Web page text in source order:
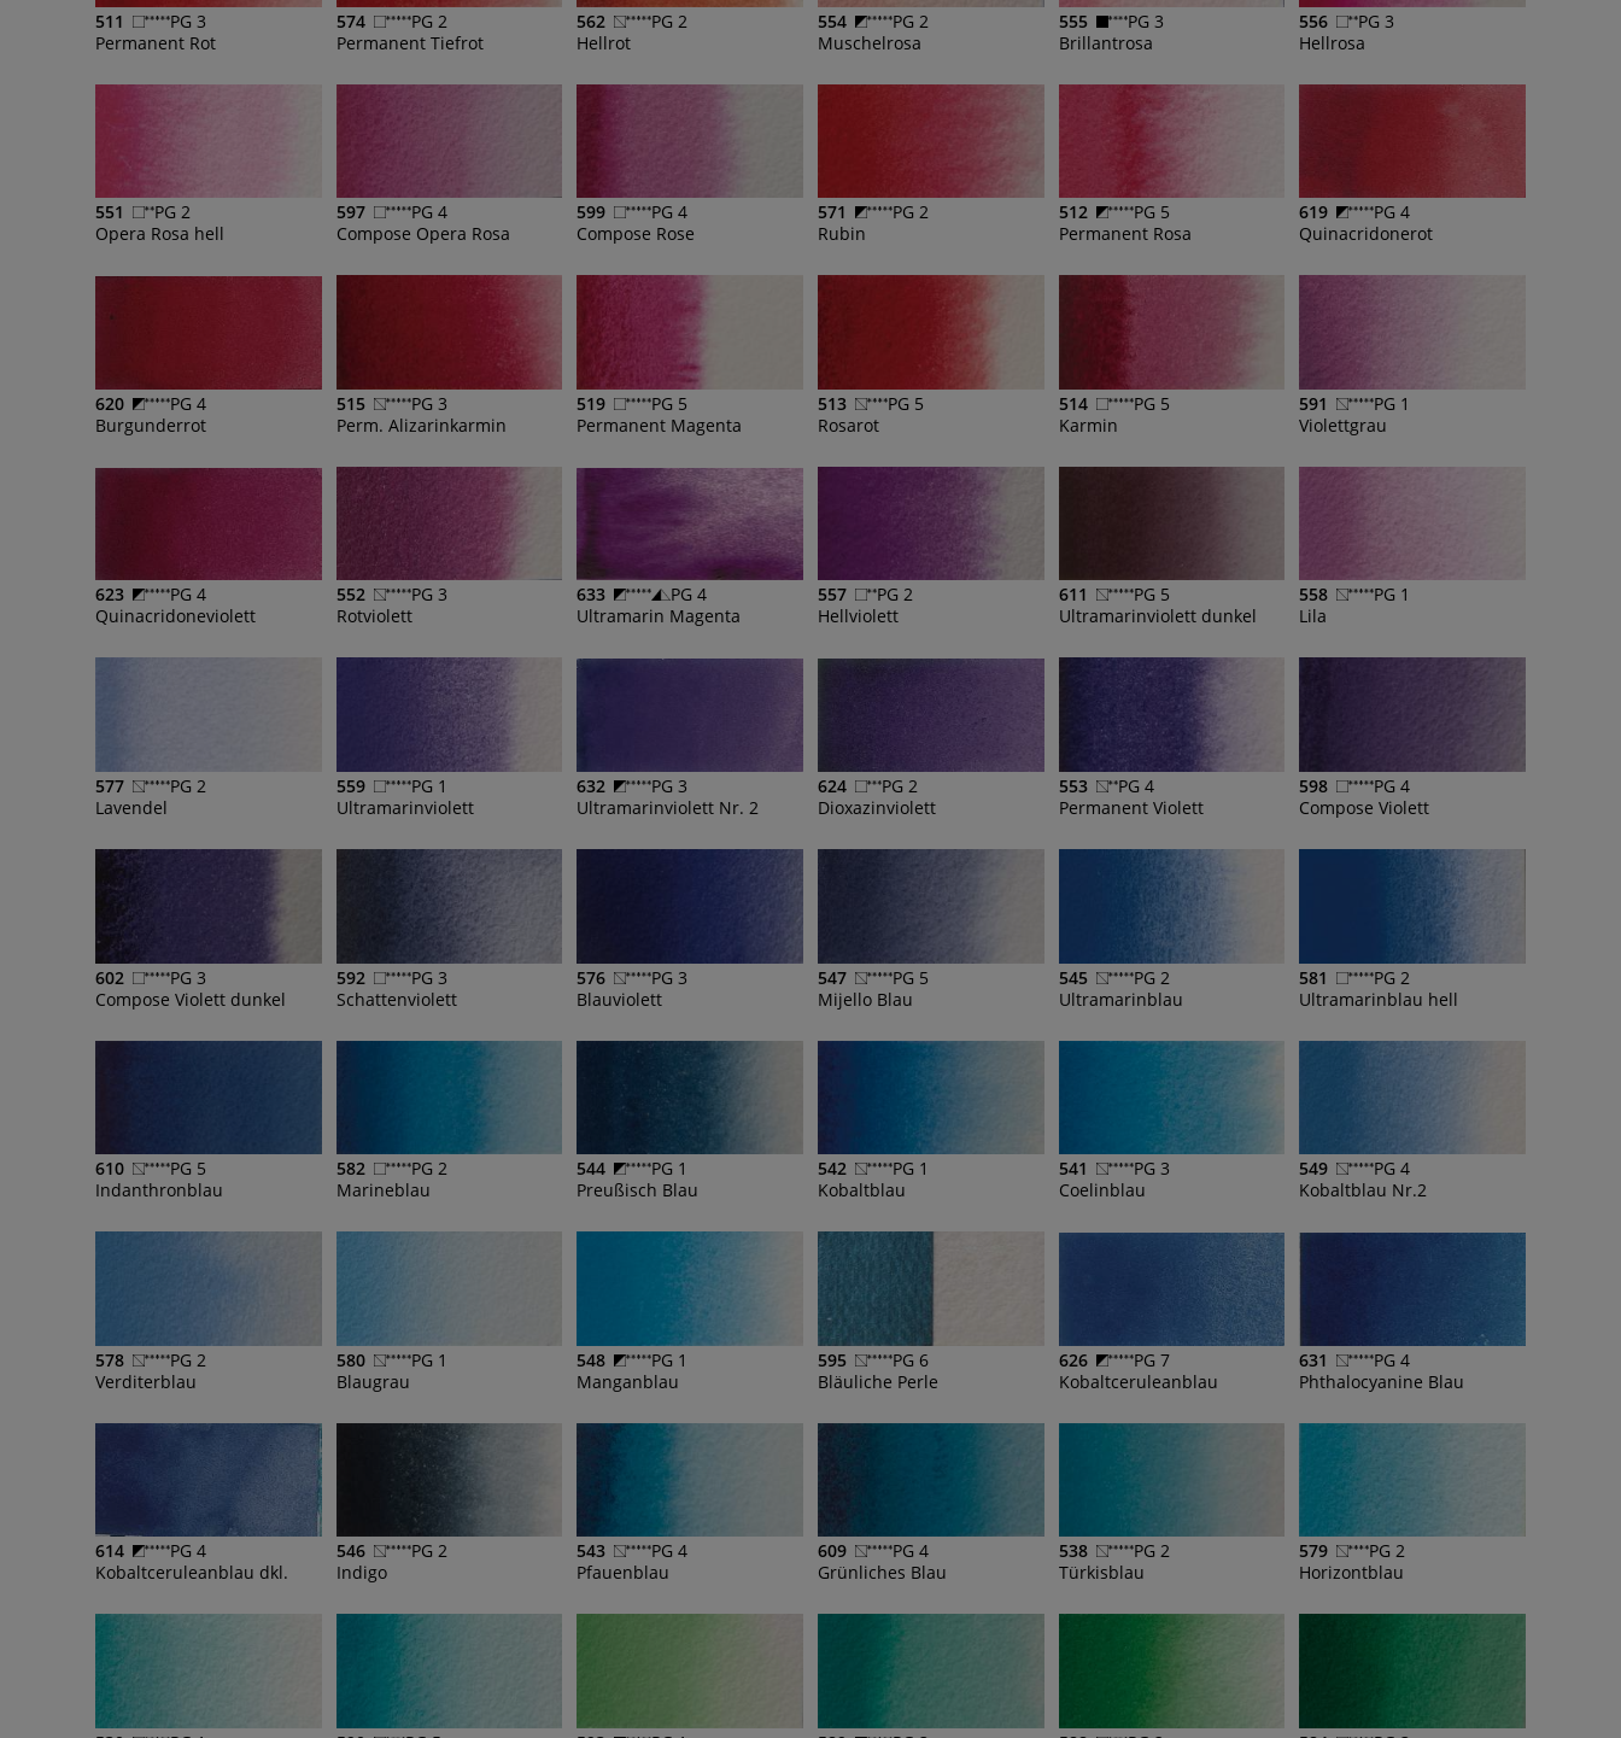
511
PG 3
Permanent Rot
574
PG 2
Permanent Tiefrot
562
PG 2
Hellrot
554
PG 2
Muschelrosa
555
PG 3
Brillantrosa
556
PG 3
Hellrosa
551
PG 2
Opera Rosa hell
597
PG 4
Compose Opera Rosa
599
PG 4
Compose Rose
571
PG 2
Rubin
512
PG 5
Permanent Rosa
619
PG 4
Quinacridonerot
620
PG 4
Burgunderrot
515
PG 3
Perm. Alizarinkarmin
519
PG 5
Permanent Magenta
513
PG 5
Rosarot
514
PG 5
Karmin
591
PG 1
Violettgrau
623
PG 4
Quinacridoneviolett
552
PG 3
Rotviolett
633
PG 4
Ultramarin Magenta
557
PG 2
Hellviolett
611
PG 5
Ultramarinviolett dunkel
558
PG 1
Lila
577
PG 2
Lavendel
559
PG 1
Ultramarinviolett
632
PG 3
Ultramarinviolett Nr. 2
624
PG 2
Dioxazinviolett
553
PG 4
Permanent Violett
598
PG 4
Compose Violett
602
PG 3
Compose Violett dunkel
592
PG 3
Schattenviolett
576
PG 3
Blauviolett
547
PG 5
Mijello Blau
545
PG 2
Ultramarinblau
581
PG 2
Ultramarinblau hell
610
PG 5
Indanthronblau
582
PG 2
Marineblau
544
PG 1
Preußisch Blau
542
PG 1
Kobaltblau
541
PG 3
Coelinblau
549
PG 4
Kobaltblau Nr.2
578
PG 2
Verditerblau
580
PG 1
Blaugrau
548
PG 1
Manganblau
595
PG 6
Bläuliche Perle
626
PG 7
Kobaltceruleanblau
631
PG 4
Phthalocyanine Blau
614
PG 4
Kobaltceruleanblau dkl.
546
PG 2
Indigo
543
PG 4
Pfauenblau
609
PG 4
Grünliches Blau
538
PG 2
Türkisblau
579
PG 2
Horizontblau